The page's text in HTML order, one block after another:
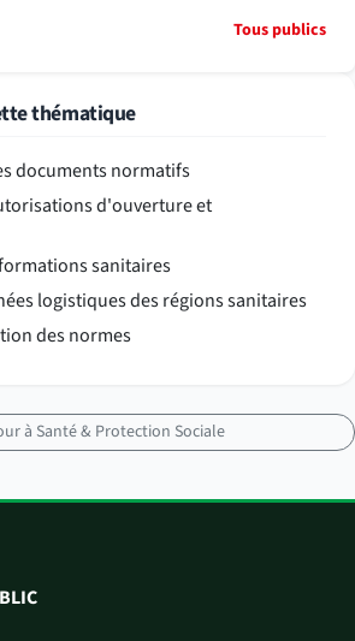
Tous publics
thématique
documents normatifs
d'ouverture et
sanitaires
logistiques des régions sanitaires
des normes
à Santé & Protection Sociale